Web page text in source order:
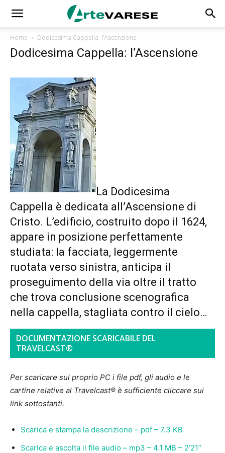
Home Dodicesima Cappella: l’Ascensione
Dodicesima Cappella: l’Ascensione
La Dodicesima
Cappella è dedicata all’Ascensione di
Cristo. L’edificio, costruito dopo il 1624,
appare in posizione perfettamente
studiata: la facciata, leggermente
ruotata verso sinistra, anticipa il
proseguimento della via oltre il tratto
che trova conclusione scenografica
nella cappella, stagliata contro il cielo…
DOCUMENTAZIONE SCARICABILE DEL
TRAVELCAST®
Per scaricare sul proprio PC i file pdf, gli audio e le
cartine relative al Travelcast® è sufficiente cliccare sui
link sottostanti.
Scarica e stampa la descrizione – pdf – 7.3 KB
Scarica e ascolta il file audio – mp3 – 4.1 MB – 2’21”